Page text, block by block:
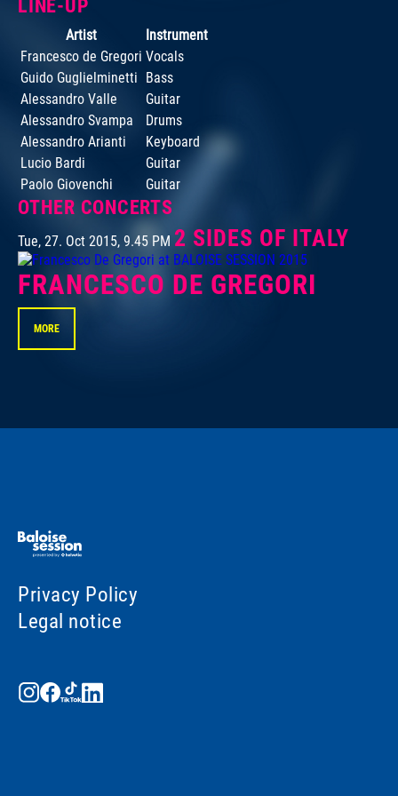
LINE-UP
Artist
Instrument
Francesco de Gregori Vocals
Guido Guglielminetti Bass
Alessandro Valle
Guitar
Alessandro Svampa
Drums
Alessandro Arianti
Keyboard
Lucio Bardi
Guitar
Paolo Giovenchi
Guitar
OTHER CONCERTS
Tue, 27. Oct 2015, 9.45 PM 2 SIDES OF ITALY
FRANCESCO DE GREGORI
MORE
Privacy Policy
Legal notice